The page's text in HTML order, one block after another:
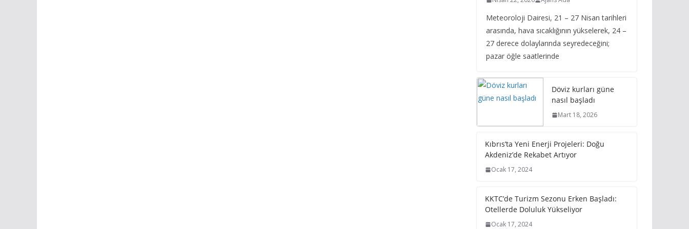
Meteoroloji Dairesi, 21 – 27 Nisan tarihleri
arasında, hava sıcaklığının yükselerek, 24 –
27 derece dolaylarında seyredeceğini;
pazar öğle saatlerinde
Döviz kurları güne
nasıl başladı
Mart 18, 2026
Kıbrıs’ta Yeni Enerji Projeleri: Doğu
Akdeniz’de Rekabet Artıyor
Ocak 17, 2024
KKTC’de Turizm Sezonu Erken Başladı:
Otellerde Doluluk Yükseliyor
Ocak 17, 2024